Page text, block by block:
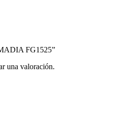
FG1525”
una valoración.